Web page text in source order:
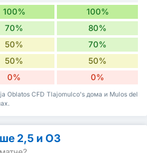
100% 100%
70% 80%
50% 70%
50% 50%
0% 0%
Oblatos CFD Tlajomulco's дома и Mulos del
2,5 и ОЗ